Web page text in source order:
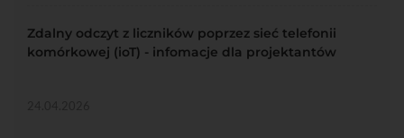
Zdalny odczyt z liczników poprzez sieć telefonii
komórkowej (ioT) - infomacje dla projektantów